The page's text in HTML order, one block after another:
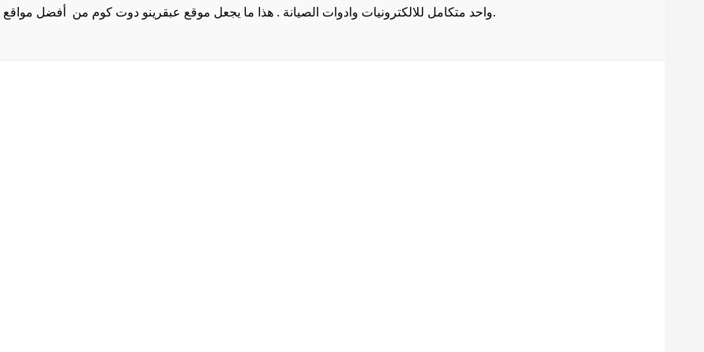
واحد متكامل للالكترونيات وادوات الصيانة . هذا ما يجعل موقع عبقرينو دوت كوم من أفضل مواقع تسوق عبر الإنترنت في مصر.